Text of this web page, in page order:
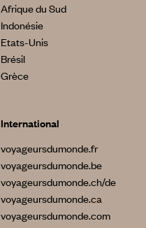
Afrique du Sud
Indonésie
Etats-Unis
Brésil
Grèce
International
voyageursdumonde.fr
voyageursdumonde.be
voyageursdumonde.ch/de
voyageursdumonde.ca
voyageursdumonde.com